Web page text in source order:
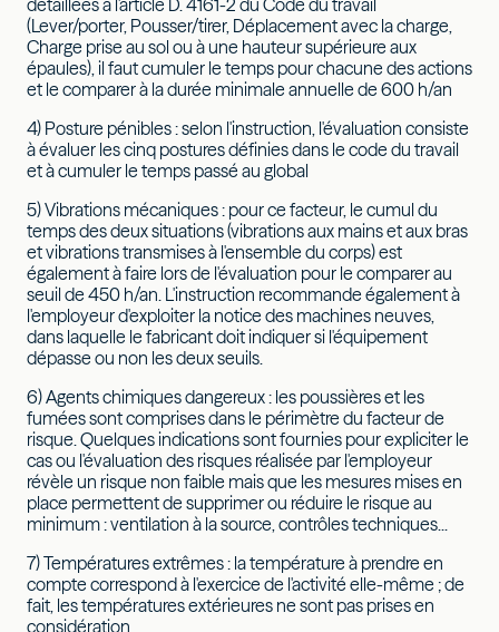
(Lever/porter, Pousser/tirer, Déplacement avec la charge,
Charge prise au sol ou à une hauteur supérieure aux
épaules), il faut cumuler le temps pour chacune des actions
et le comparer à la durée minimale annuelle de 600 h/an
4) Posture pénibles : selon l'instruction, l'évaluation consiste
à évaluer les cinq postures définies dans le code du travail
et à cumuler le temps passé au global
5) Vibrations mécaniques : pour ce facteur, le cumul du
temps des deux situations (vibrations aux mains et aux bras
et vibrations transmises à l'ensemble du corps) est
également à faire lors de l'évaluation pour le comparer au
seuil de 450 h/an. L'instruction recommande également à
l'employeur d'exploiter la notice des machines neuves,
dans laquelle le fabricant doit indiquer si l'équipement
dépasse ou non les deux seuils.
6) Agents chimiques dangereux : les poussières et les
fumées sont comprises dans le périmètre du facteur de
risque. Quelques indications sont fournies pour expliciter le
cas ou l'évaluation des risques réalisée par l'employeur
révèle un risque non faible mais que les mesures mises en
place permettent de supprimer ou réduire le risque au
minimum : ventilation à la source, contrôles techniques...
7) Températures extrêmes : la température à prendre en
compte correspond à l'exercice de l'activité elle-même ; de
fait, les températures extérieures ne sont pas prises en
considération